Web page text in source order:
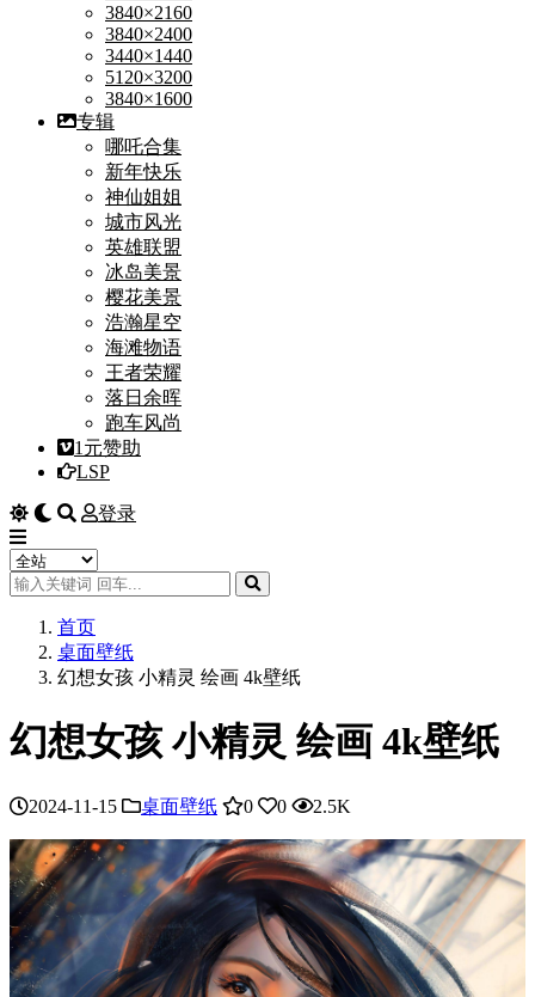
3840×2160
3840×2400
3440×1440
5120×3200
3840×1600
专辑
哪吒合集
新年快乐
神仙姐姐
城市风光
英雄联盟
冰岛美景
樱花美景
浩瀚星空
海滩物语
王者荣耀
落日余晖
跑车风尚
1元赞助
LSP
登录
首页
桌面壁纸
幻想女孩 小精灵 绘画 4k壁纸
幻想女孩 小精灵 绘画 4k壁纸
2024-11-15 桌面壁纸 0 0 2.5K